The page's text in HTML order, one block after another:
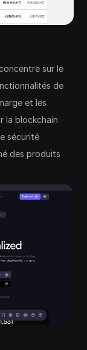
sur le
de
et les
la blockchain
sécurité
des produits